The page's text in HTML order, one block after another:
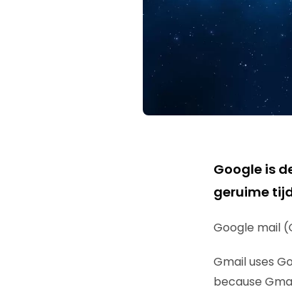
Google is
geruime
Google mail
Gmail uses
because